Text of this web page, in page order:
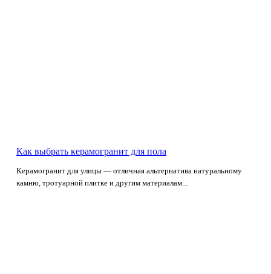
Как выбрать керамогранит для пола
Керамогранит для улицы — отличная альтернатива натуральному
камню, тротуарной плитке и другим материалам...